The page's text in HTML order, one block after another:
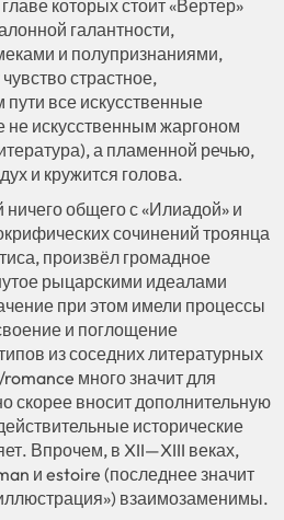
которых стоит «Вертер»
галантности,
и полупризнаниями,
страстное,
все искусственные
не искусственным жаргоном
а пламенной речью,
и кружится голова.
общего с «Илиадой» и
сочинений троянца
произвёл громадное
рыцарскими идеалами
при этом имели процессы
и поглощение
из соседних литературных
много значит для
скорее вносит дополнительную
исторические
Впрочем, в XII—XIII веках,
и estoire (последнее значит
взаимозаменимы.